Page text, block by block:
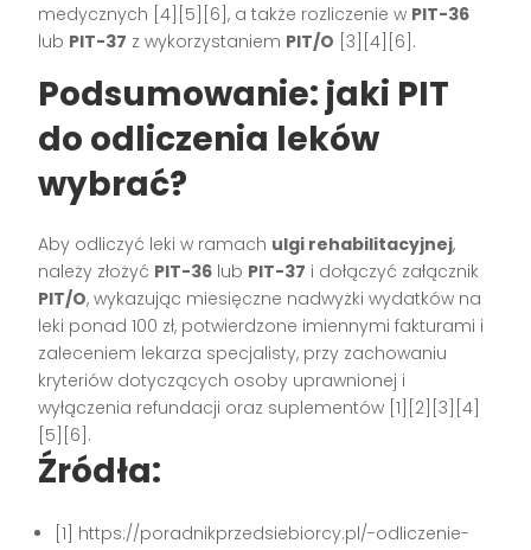
medycznych [4][5][6], a także rozliczenie w PIT-36
lub PIT-37 z wykorzystaniem PIT/O [3][4][6].
Podsumowanie: jaki PIT
do odliczenia leków
wybrać?
Aby odliczyć leki w ramach ulgi rehabilitacyjnej,
należy złożyć PIT-36 lub PIT-37 i dołączyć załącznik
PIT/O, wykazując miesięczne nadwyżki wydatków na
leki ponad 100 zł, potwierdzone imiennymi fakturami i
zaleceniem lekarza specjalisty, przy zachowaniu
kryteriów dotyczących osoby uprawnionej i
wyłączenia refundacji oraz suplementów [1][2][3][4]
[5][6].
Źródła:
[1] https://poradnikprzedsiebiorcy.pl/-odliczenie-